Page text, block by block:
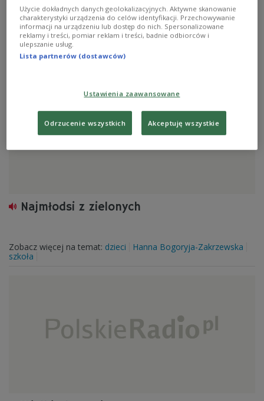
Eko - lider
Zobacz więcej na temat:
Ewa Michałowska
Ewa Szałkowska
Najmłodsi z zielonych
Zobacz więcej na temat: dzieci
Hanna Bogoryja-Zakrzewska
szkoła
Użycie dokładnych danych geolokalizacyjnych. Aktywne skanowanie
charakterystyki urządzenia do celów identyfikacji. Przechowywanie
informacji na urządzeniu lub dostęp do nich. Spersonalizowane
reklamy i treści, pomiar reklam i treści, badnie odbiorców i
ulepszanie usług.
Lista partnerów (dostawców)
Ustawienia zaawansowane
Odrzucenie wszystkich Akceptuję wszystkie